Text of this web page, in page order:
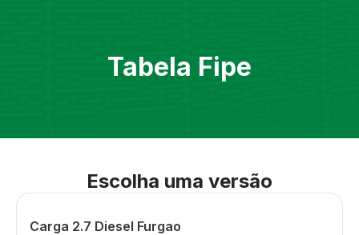
Tabela Fipe
Escolha uma versão
Carga 2.7 Diesel Furgao